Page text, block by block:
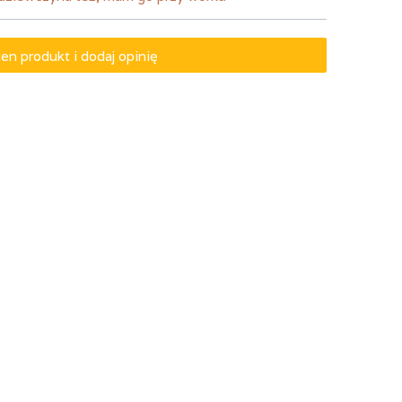
produkt i dodaj opinię